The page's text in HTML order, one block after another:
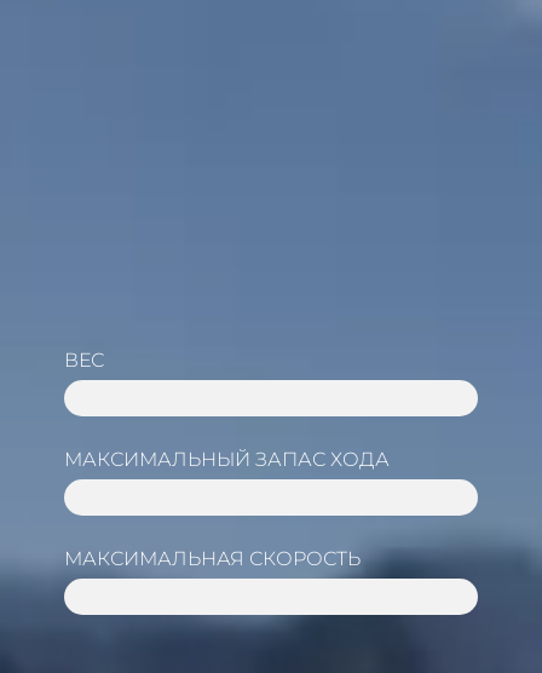
ВЕС
МАКСИМАЛЬНЫЙ ЗАПАС ХОДА
МАКСИМАЛЬНАЯ СКОРОСТЬ